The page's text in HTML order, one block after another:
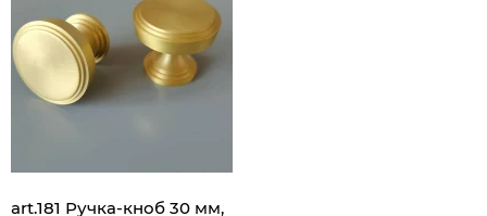
art.181 Ручка-кноб 30 мм,